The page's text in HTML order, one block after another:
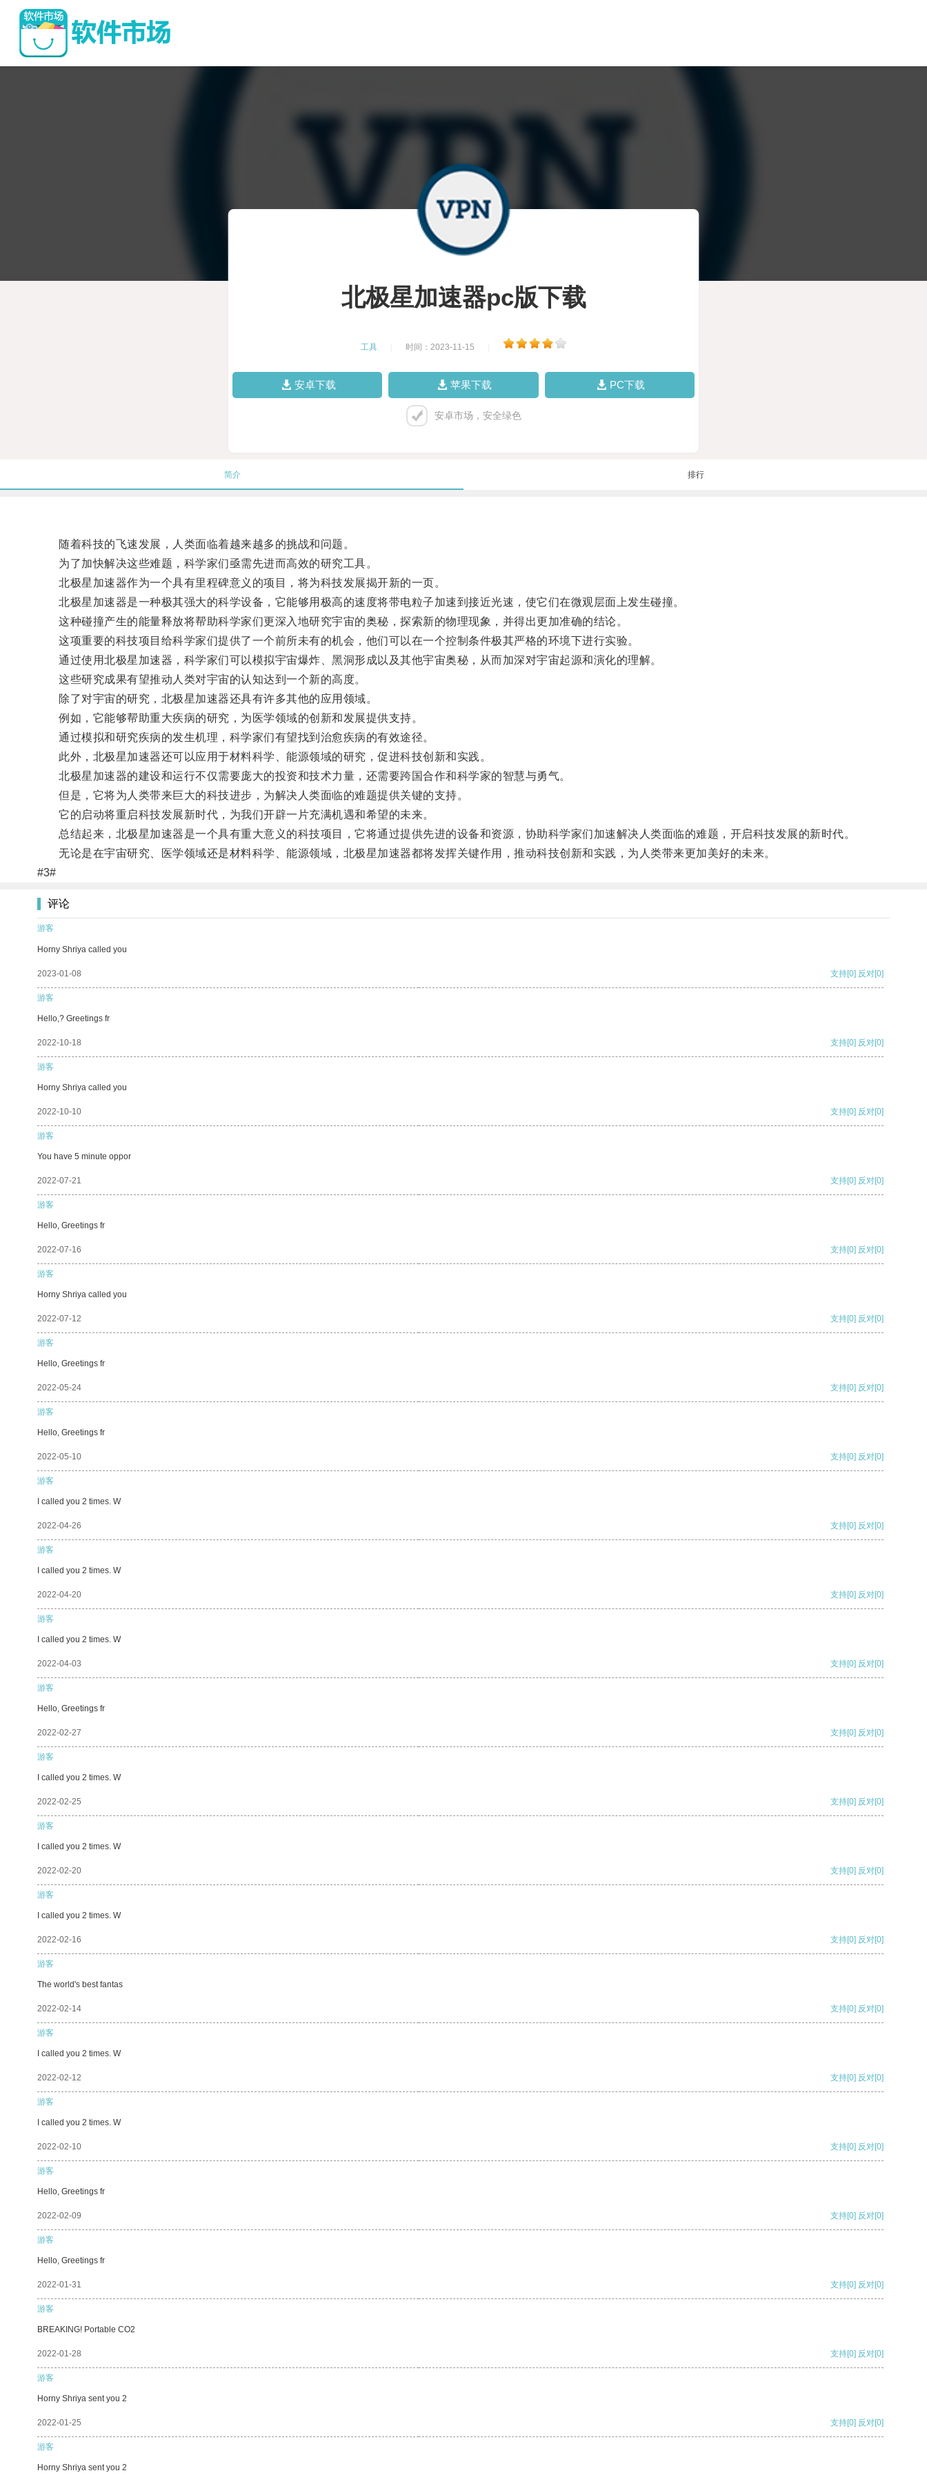
北极星加速器pc版下载
工具 时间：2023-11-15
安卓下载 苹果下载 PC下载
安卓市场，安全绿色
简介 排行
随着科技的飞速发展，人类面临着越来越多的挑战和问题。
为了加快解决这些难题，科学家们亟需先进而高效的研究工具。
北极星加速器作为一个具有里程碑意义的项目，将为科技发展揭开新的一页。
北极星加速器是一种极其强大的科学设备，它能够用极高的速度将带电粒子加速到接近光速，使它们在微观层面上发生碰撞。
这种碰撞产生的能量释放将帮助科学家们更深入地研究宇宙的奥秘，探索新的物理现象，并得出更加准确的结论。
这项重要的科技项目给科学家们提供了一个前所未有的机会，他们可以在一个控制条件极其严格的环境下进行实验。
通过使用北极星加速器，科学家们可以模拟宇宙爆炸、黑洞形成以及其他宇宙奥秘，从而加深对宇宙起源和演化的理解。
这些研究成果有望推动人类对宇宙的认知达到一个新的高度。
除了对宇宙的研究，北极星加速器还具有许多其他的应用领域。
例如，它能够帮助重大疾病的研究，为医学领域的创新和发展提供支持。
通过模拟和研究疾病的发生机理，科学家们有望找到治愈疾病的有效途径。
此外，北极星加速器还可以应用于材料科学、能源领域的研究，促进科技创新和实践。
北极星加速器的建设和运行不仅需要庞大的投资和技术力量，还需要跨国合作和科学家的智慧与勇气。
但是，它将为人类带来巨大的科技进步，为解决人类面临的难题提供关键的支持。
它的启动将重启科技发展新时代，为我们开辟一片充满机遇和希望的未来。
总结起来，北极星加速器是一个具有重大意义的科技项目，它将通过提供先进的设备和资源，协助科学家们加速解决人类面临的难题，开启科技发展的新时代。
无论是在宇宙研究、医学领域还是材料科学、能源领域，北极星加速器都将发挥关键作用，推动科技创新和实践，为人类带来更加美好的未来。
#3#
评论
游客
Horny Shriya called you
2023-01-08 支持[0] 反对[0]
游客
Hello,? Greetings fr
2022-10-18 支持[0] 反对[0]
游客
Horny Shriya called you
2022-10-10 支持[0] 反对[0]
游客
You have 5 minute oppor
2022-07-21 支持[0] 反对[0]
游客
Hello, Greetings fr
2022-07-16 支持[0] 反对[0]
游客
Horny Shriya called you
2022-07-12 支持[0] 反对[0]
游客
Hello, Greetings fr
2022-05-24 支持[0] 反对[0]
游客
Hello, Greetings fr
2022-05-10 支持[0] 反对[0]
游客
I called you 2 times. W
2022-04-26 支持[0] 反对[0]
游客
I called you 2 times. W
2022-04-20 支持[0] 反对[0]
游客
I called you 2 times. W
2022-04-03 支持[0] 反对[0]
游客
Hello, Greetings fr
2022-02-27 支持[0] 反对[0]
游客
I called you 2 times. W
2022-02-25 支持[0] 反对[0]
游客
I called you 2 times. W
2022-02-20 支持[0] 反对[0]
游客
I called you 2 times. W
2022-02-16 支持[0] 反对[0]
游客
The world's best fantas
2022-02-14 支持[0] 反对[0]
游客
I called you 2 times. W
2022-02-12 支持[0] 反对[0]
游客
I called you 2 times. W
2022-02-10 支持[0] 反对[0]
游客
Hello, Greetings fr
2022-02-09 支持[0] 反对[0]
游客
Hello, Greetings fr
2022-01-31 支持[0] 反对[0]
游客
BREAKING! Portable CO2
2022-01-28 支持[0] 反对[0]
游客
Horny Shriya sent you 2
2022-01-25 支持[0] 反对[0]
游客
Horny Shriya sent you 2